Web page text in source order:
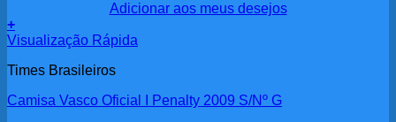
Adicionar aos meus desejos
+
Visualização Rápida
Times Brasileiros
Camisa Vasco Oficial I Penalty 2009 S/Nº G